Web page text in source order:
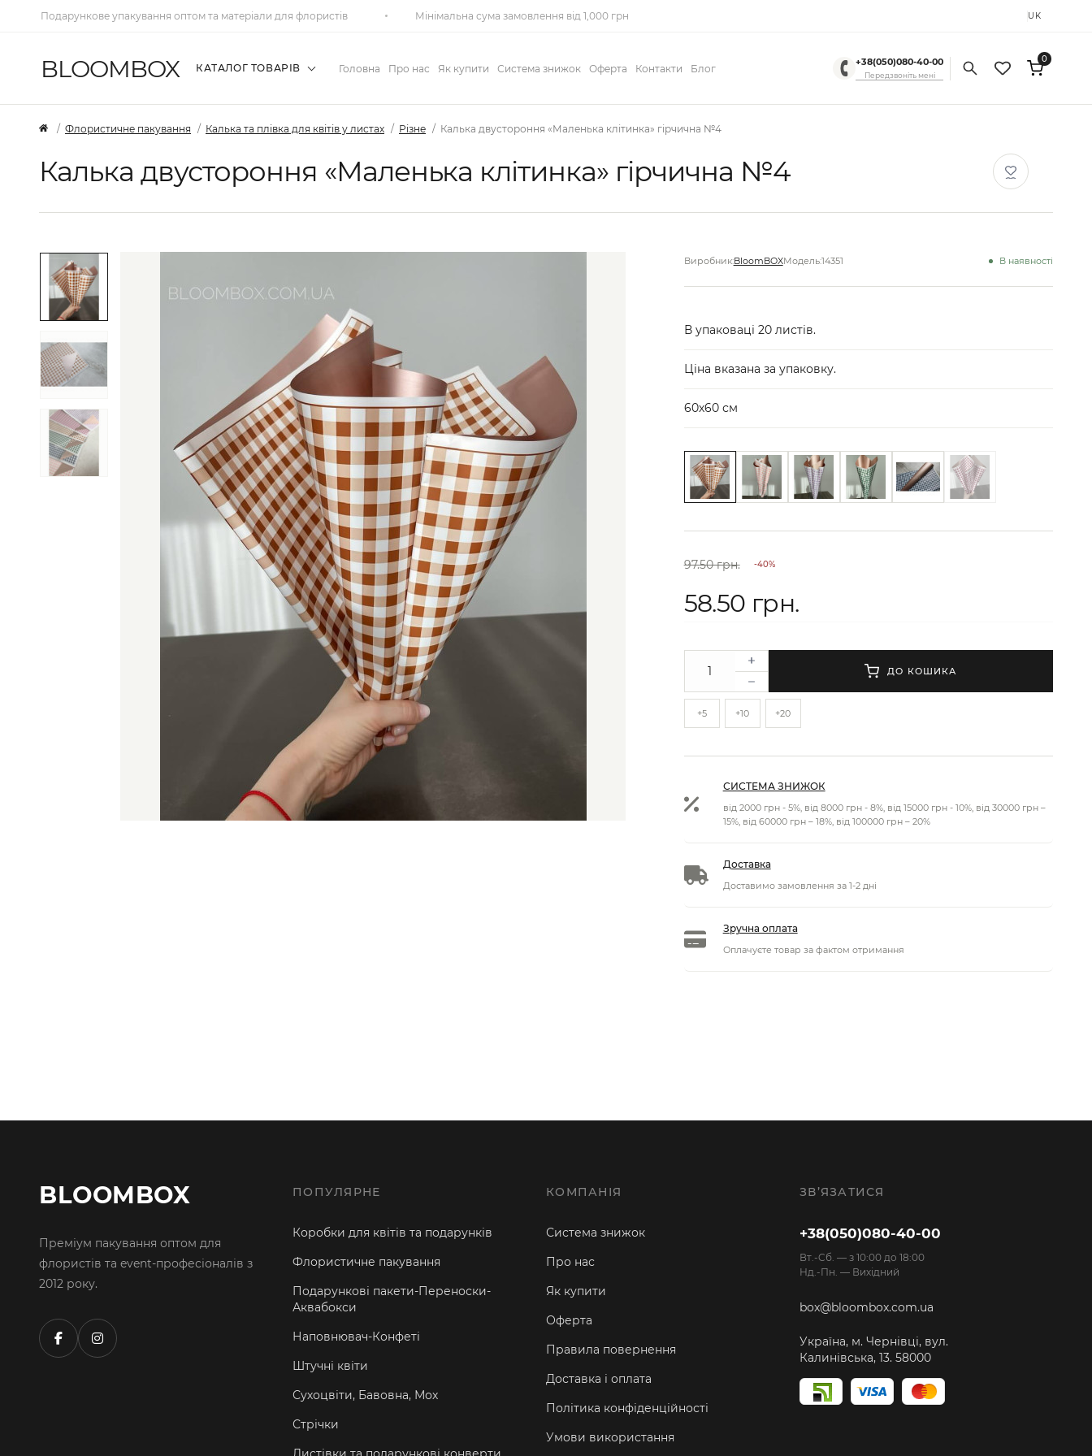
Подарункове упакування оптом та матеріали для флористів Мінімальна сума замовлення від 1,000 грн UK
BLOOMBOX КАТАЛОГ ТОВАРІВ Головна Про нас Як купити Система знижок Оферта Контакти Блог
+38(050)080-40-00
Передзвоніть мені
0
Флористичне пакування Калька та плівка для квітів у листах Різне Калька двустороння «Маленька клітинка» гірчична №4
Калька двустороння «Маленька клітинка» гірчична №4
Виробник:BloomBOXМодель:14351 В наявності
В упаковаці 20 листів.
Ціна вказана за упаковку.
60х60 см
97.50 грн. -40%
58.50 грн.
+5 +10 +20
ДО КОШИКА
СИСТЕМА ЗНИЖОК
від 2000 грн - 5%, від 8000 грн - 8%, від 15000 грн - 10%, від 30000 грн –
15%, від 60000 грн – 18%, від 100000 грн – 20%
Доставка
Доставимо замовлення за 1-2 дні
Зручна оплата
Оплачуєте товар за фактом отримання
BLOOMBOX
Преміум пакування оптом для
флористів та event-професіоналів з
2012 року.
ПОПУЛЯРНЕ
Коробки для квітів та подарунків
Флористичне пакування
Подарункові пакети-Переноски-
Аквабокси
Наповнювач-Конфеті
Штучні квіти
Сухоцвіти, Бавовна, Мох
Стрічки
КОМПАНІЯ
Система знижок
Про нас
Як купити
Оферта
Правила повернення
Доставка і оплата
Політика конфіденційності
Умови використання
ЗВ’ЯЗАТИСЯ
+38(050)080-40-00
Вт.-Cб. — з 10:00 до 18:00
Нд.-Пн. — Вихідний
box@bloombox.com.ua
Україна, м. Чернівці, вул.
Калинівська, 13. 58000